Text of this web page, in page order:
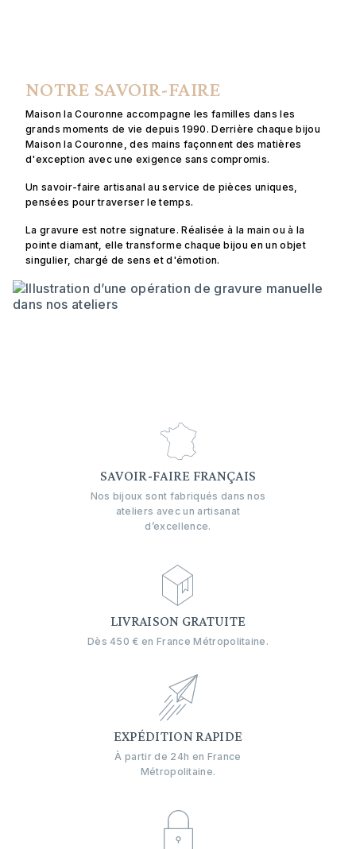
NOTRE SAVOIR-FAIRE
Maison la Couronne accompagne les familles dans les
grands moments de vie depuis 1990. Derrière chaque bijou
Maison la Couronne, des mains façonnent des matières
d'exception avec une exigence sans compromis.
Un savoir-faire artisanal au service de pièces uniques,
pensées pour traverser le temps.
La gravure est notre signature. Réalisée à la main ou à la
pointe diamant, elle transforme chaque bijou en un objet
singulier, chargé de sens et d'émotion.
SAVOIR-FAIRE FRANÇAIS
Nos bijoux sont fabriqués dans nos
ateliers avec un artisanat
d’excellence.
LIVRAISON GRATUITE
Dès 450 € en France Métropolitaine.
EXPÉDITION RAPIDE
À partir de 24h en France
Métropolitaine.